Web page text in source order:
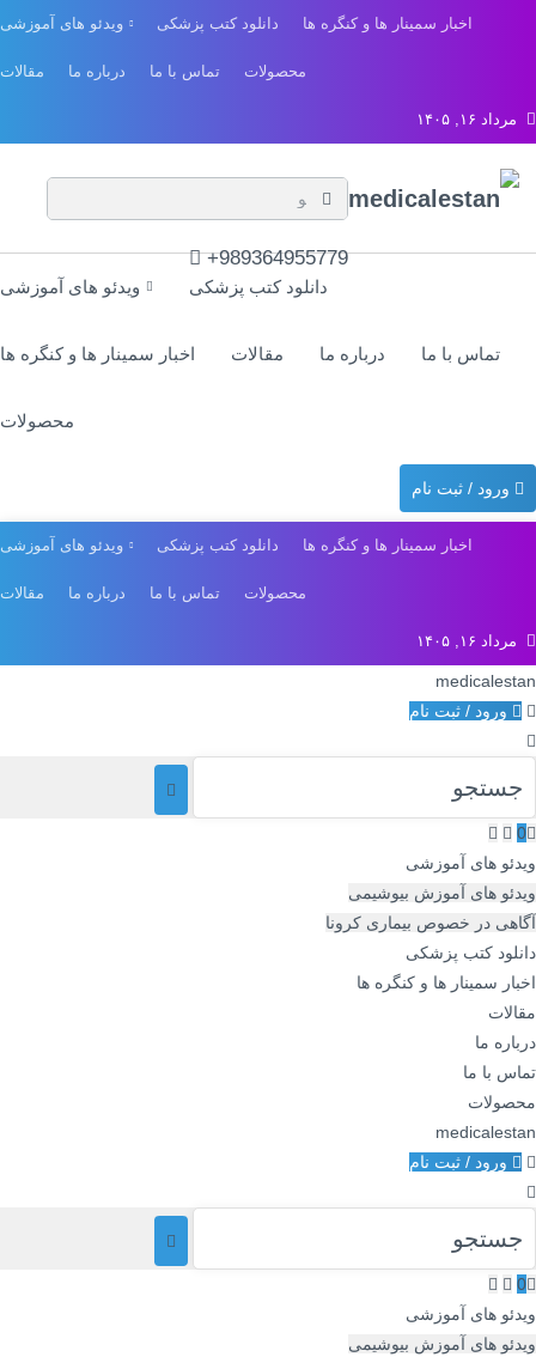
ویدئو های آموزشی دانلود کتب پزشکی اخبار سمینار ها و کنگره ها
مقالات درباره ما تماس با ما محصولات
مرداد ۱۶, ۱۴۰۵
989364955779+
ویدئو های آموزشی دانلود کتب پزشکی
اخبار سمینار ها و کنگره ها مقالات درباره ما تماس با ما
محصولات
ورود / ثبت نام
ویدئو های آموزشی دانلود کتب پزشکی اخبار سمینار ها و کنگره ها
مقالات درباره ما تماس با ما محصولات
مرداد ۱۶, ۱۴۰۵
medicalestan
ورود / ثبت نام
0
ویدئو های آموزشی
ویدئو های آموزش بیوشیمی
آگاهی در خصوص بیماری کرونا
دانلود کتب پزشکی
اخبار سمینار ها و کنگره ها
مقالات
درباره ما
تماس با ما
محصولات
medicalestan
ورود / ثبت نام
0
ویدئو های آموزشی
ویدئو های آموزش بیوشیمی